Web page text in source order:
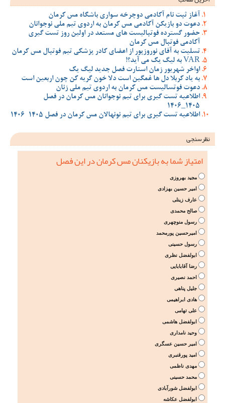
آغاز ثبت نام آکادمی دوچرخه سواری باشگاه مس کرمان
دعوت دو بازیکن آکادمی مس کرمان به اردوی تیم ملی نوجوانان
حضور گسترده فوتبالیست های مستعد در اولین روز تست گیری
آکادمی فوتبال مس کرمان
تسلیت به آقای نوروزپور از اعضای کادر پزشکی تیم فوتبال مس کرمان
VAR به لیگ یک می آید؟!
اواخر شهریور زمان استارت فصل جدید لیگ یک
به یاد کربلا دل ها غمگین است دلا خون گریه کن چون اربعین است
دعوت فوتسالیست مس کرمان به اردوی تیم ملی زنان
اطلاعیه تست گیری برای تیم نوجوانان مس کرمان در فصل
1405_1406
اطلاعیه تست گیری برای تیم نونهالان مس کرمان در فصل 1405-1406
نظرسنجی
امتیاز شما به بازیکنان مس کرمان در این فصل
مجید بهروزی
امیر حسین بهزادی
عارف زینلی
صالح محمدی
رسول منوچهری
امیرحسین پورمحمد
رسول حسینی
ابولفضل نظری
رضا آقابابایی
احمد نصیری
جلیل پناهی
هادی ابراهیمی
علی تهامی
ابولفضل هاشمی
وحید نامداری
امیر حسین عسگری
امید پورقنبری
مهدی ناظمی
محمد حسینی
ابولفضل شورآبادی
ابولفضل عکاشه